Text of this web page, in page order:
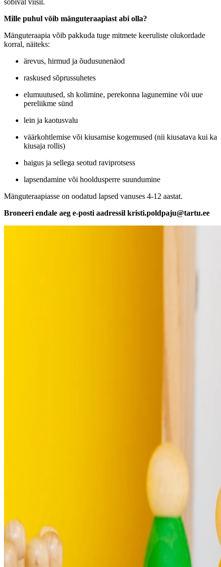
Mille puhul võib mänguteraapiast abi olla?
Mänguteraapia võib pakkuda tuge mitmete keeruliste olukordade
korral, näiteks:
ärevus, hirmud ja õudusunenäod
raskused sõprussuhetes
elumuutused, sh kolimine, perekonna lagunemine või uue
pereliikme sünd
lein ja kaotusvalu
väärkohtlemise või kiusamise kogemused (nii kiusatava kui ka
kiusaja rollis)
haigus ja sellega seotud raviprotsess
lapsendamine või hooldusperre suundumine
Mänguteraapiasse on oodatud lapsed vanuses 4-12 aastat.
Broneeri endale aeg e-posti aadressil kristi.poldpaju@tartu.ee